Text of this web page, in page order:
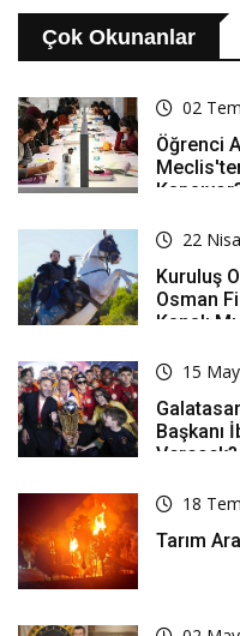
Çok Okunanlar
02
Öğrenci
22
Kuruluş
Osman
Kanalı
15
Başkanı
Verecek?
18
Tarım